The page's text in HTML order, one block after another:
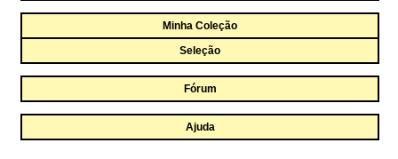
Minha Coleção
Seleção
Fórum
Ajuda